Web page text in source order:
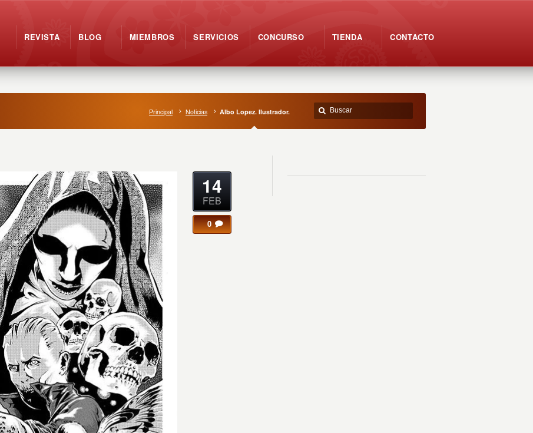
REVISTA BLOG MIEMBROS SERVICIOS CONCURSO TIENDA CONTACTO
Principal Noticias Albo Lopez. Ilustrador.
14
FEB
0